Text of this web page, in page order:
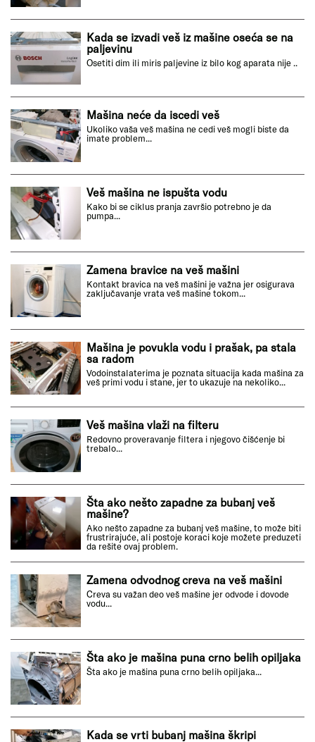
Kada se izvadi veš iz mašine oseća se na
paljevinu
Osetiti dim ili miris paljevine iz bilo kog aparata nije ..
Mašina neće da iscedi veš
Ukoliko vaša veš mašina ne cedi veš mogli biste da
imate problem...
Veš mašina ne ispušta vodu
Kako bi se ciklus pranja završio potrebno je da
pumpa...
Zamena bravice na veš mašini
Kontakt bravica na veš mašini je važna jer osigurava
zaključavanje vrata veš mašine tokom...
Mašina je povukla vodu i prašak, pa stala
sa radom
Vodoinstalaterima je poznata situacija kada mašina za
veš primi vodu i stane, jer to ukazuje na nekoliko...
Veš mašina vlaži na filteru
Redovno proveravanje filtera i njegovo čišćenje bi
trebalo...
Šta ako nešto zapadne za bubanj veš
mašine?
Ako nešto zapadne za bubanj veš mašine, to može biti
frustrirajuće, ali postoje koraci koje možete preduzeti
da rešite ovaj problem.
Zamena odvodnog creva na veš mašini
Creva su važan deo veš mašine jer odvode i dovode
vodu...
Šta ako je mašina puna crno belih opiljaka
Šta ako je mašina puna crno belih opiljaka...
Kada se vrti bubanj mašina škripi